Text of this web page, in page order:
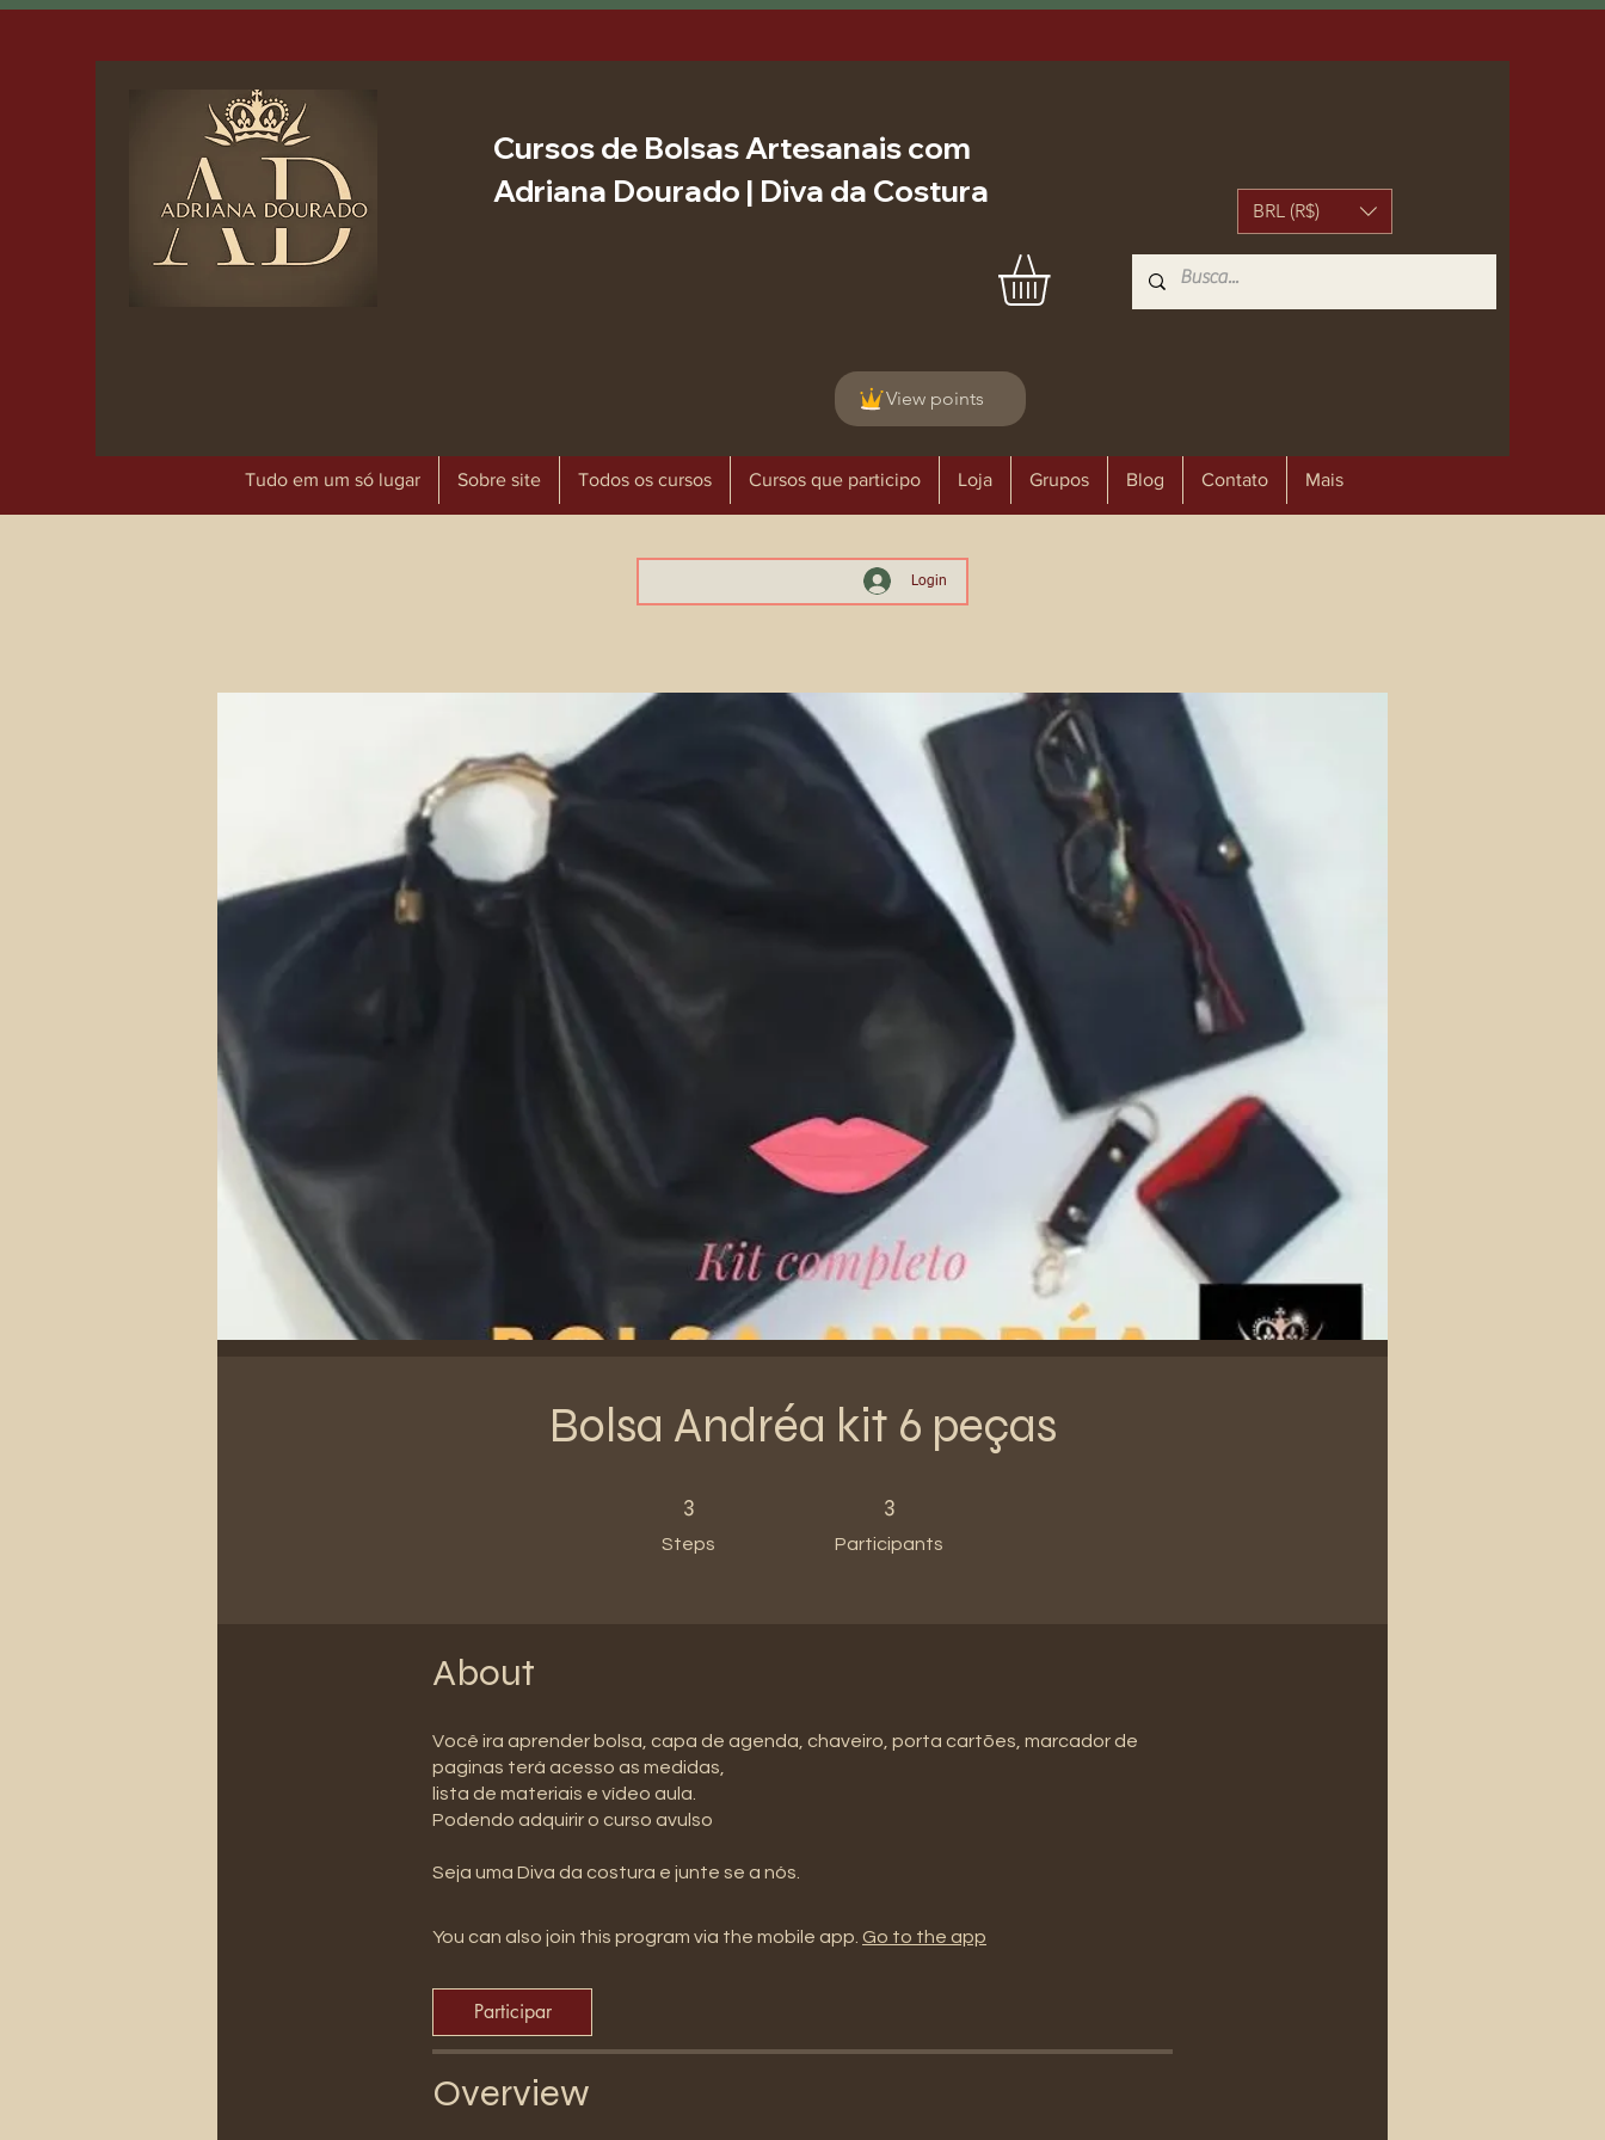
Cursos de Bolsas Artesanais com
Adriana Dourado | Diva da Costura
BRL (R$)
View points
Tudo em um só lugar Sobre site Todos os cursos Cursos que participo Loja Grupos Blog Contato Mais
Login
Bolsa Andréa kit 6 peças
3
Steps
3
Participants
About
Você ira aprender bolsa, capa de agenda, chaveiro, porta cartões, marcador de
paginas terá acesso as medidas,
lista de materiais e vídeo aula.
Podendo adquirir o curso avulso
Seja uma Diva da costura e junte se a nós.
You can also join this program via the mobile app. Go to the app
Participar
Overview